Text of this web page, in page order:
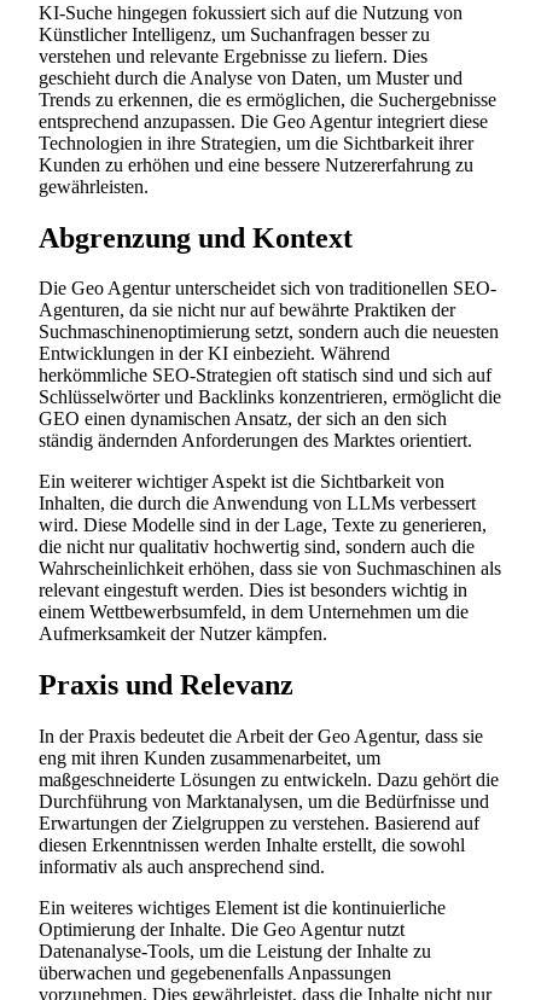
KI-Suche hingegen fokussiert sich auf die Nutzung von
Künstlicher Intelligenz, um Suchanfragen besser zu
verstehen und relevante Ergebnisse zu liefern. Dies
geschieht durch die Analyse von Daten, um Muster und
Trends zu erkennen, die es ermöglichen, die Suchergebnisse
entsprechend anzupassen. Die Geo Agentur integriert diese
Technologien in ihre Strategien, um die Sichtbarkeit ihrer
Kunden zu erhöhen und eine bessere Nutzererfahrung zu
gewährleisten.
Abgrenzung und Kontext
Die Geo Agentur unterscheidet sich von traditionellen SEO-
Agenturen, da sie nicht nur auf bewährte Praktiken der
Suchmaschinenoptimierung setzt, sondern auch die neuesten
Entwicklungen in der KI einbezieht. Während
herkömmliche SEO-Strategien oft statisch sind und sich auf
Schlüsselwörter und Backlinks konzentrieren, ermöglicht die
GEO einen dynamischen Ansatz, der sich an den sich
ständig ändernden Anforderungen des Marktes orientiert.
Ein weiterer wichtiger Aspekt ist die Sichtbarkeit von
Inhalten, die durch die Anwendung von LLMs verbessert
wird. Diese Modelle sind in der Lage, Texte zu generieren,
die nicht nur qualitativ hochwertig sind, sondern auch die
Wahrscheinlichkeit erhöhen, dass sie von Suchmaschinen als
relevant eingestuft werden. Dies ist besonders wichtig in
einem Wettbewerbsumfeld, in dem Unternehmen um die
Aufmerksamkeit der Nutzer kämpfen.
Praxis und Relevanz
In der Praxis bedeutet die Arbeit der Geo Agentur, dass sie
eng mit ihren Kunden zusammenarbeitet, um
maßgeschneiderte Lösungen zu entwickeln. Dazu gehört die
Durchführung von Marktanalysen, um die Bedürfnisse und
Erwartungen der Zielgruppen zu verstehen. Basierend auf
diesen Erkenntnissen werden Inhalte erstellt, die sowohl
informativ als auch ansprechend sind.
Ein weiteres wichtiges Element ist die kontinuierliche
Optimierung der Inhalte. Die Geo Agentur nutzt
Datenanalyse-Tools, um die Leistung der Inhalte zu
überwachen und gegebenenfalls Anpassungen
vorzunehmen. Dies gewährleistet, dass die Inhalte nicht nur